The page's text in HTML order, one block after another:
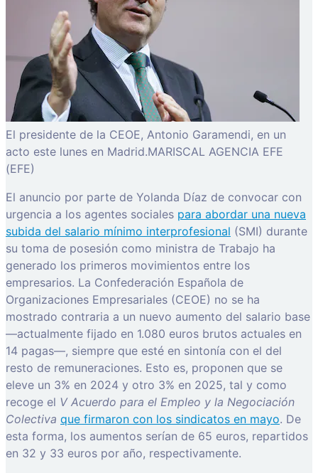
El presidente de la CEOE, Antonio Garamendi, en un
acto este lunes en Madrid.MARISCAL AGENCIA EFE
(EFE)
El anuncio por parte de Yolanda Díaz de convocar con
urgencia a los agentes sociales para abordar una nueva
subida del salario mínimo interprofesional (SMI) durante
su toma de posesión como ministra de Trabajo ha
generado los primeros movimientos entre los
empresarios. La Confederación Española de
Organizaciones Empresariales (CEOE) no se ha
mostrado contraria a un nuevo aumento del salario base
—actualmente fijado en 1.080 euros brutos actuales en
14 pagas—, siempre que esté en sintonía con el del
resto de remuneraciones. Esto es, proponen que se
eleve un 3% en 2024 y otro 3% en 2025, tal y como
recoge el V Acuerdo para el Empleo y la Negociación
Colectiva que firmaron con los sindicatos en mayo. De
esta forma, los aumentos serían de 65 euros, repartidos
en 32 y 33 euros por año, respectivamente.